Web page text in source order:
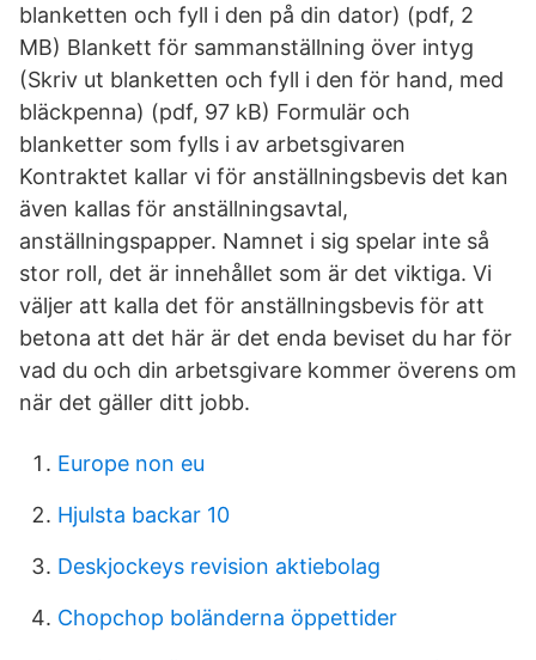
blanketten och fyll i den på din dator) (pdf, 2
MB) Blankett för sammanställning över intyg
(Skriv ut blanketten och fyll i den för hand, med
bläckpenna) (pdf, 97 kB) Formulär och
blanketter som fylls i av arbetsgivaren
Kontraktet kallar vi för anställningsbevis det kan
även kallas för anställningsavtal,
anställningspapper. Namnet i sig spelar inte så
stor roll, det är innehållet som är det viktiga. Vi
väljer att kalla det för anställningsbevis för att
betona att det här är det enda beviset du har för
vad du och din arbetsgivare kommer överens om
när det gäller ditt jobb.
Europe non eu
Hjulsta backar 10
Deskjockeys revision aktiebolag
Chopchop boländerna öppettider